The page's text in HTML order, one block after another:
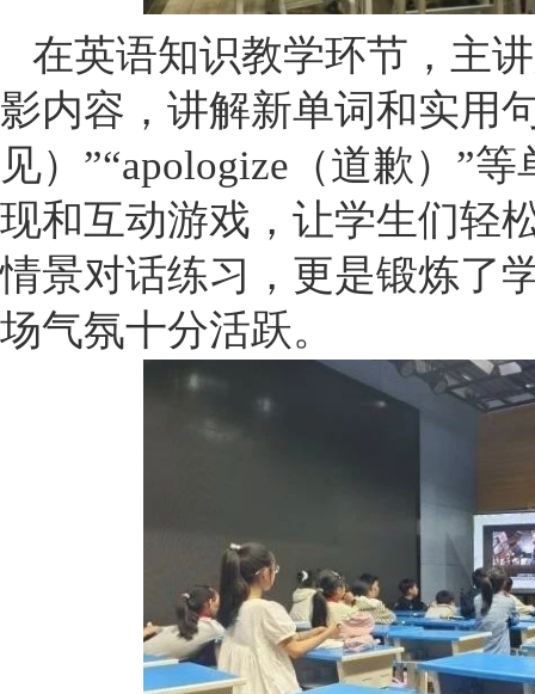
在英语知识教学环节，主
影内容，讲解新单词和实用
见）”“apologize（道歉）”
现和互动游戏，让学生们轻
情景对话练习，更是锻炼了
场气氛十分活跃。